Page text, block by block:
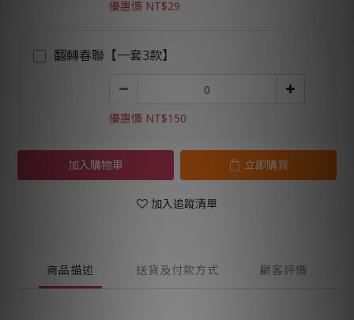
優惠價 NT$29
翻轉春聯【一套3款】
優惠價 NT$150
加入購物車 立即購買
加入追蹤清單
商品描述 送貨及付款方式 顧客評價